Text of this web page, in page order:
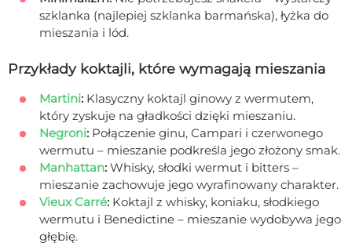
szklanka (najlepiej szklanka barmańska), łyżka do
mieszania i lód.
Przykłady koktajli, które wymagają mieszania
Martini: Klasyczny koktajl ginowy z wermutem,
który zyskuje na gładkości dzięki mieszaniu.
Negroni: Połączenie ginu, Campari i czerwonego
wermutu – mieszanie podkreśla jego złożony smak.
Manhattan: Whisky, słodki wermut i bitters –
mieszanie zachowuje jego wyrafinowany charakter.
Vieux Carré: Koktajl z whisky, koniaku, słodkiego
wermutu i Benedictine – mieszanie wydobywa jego
głębię.